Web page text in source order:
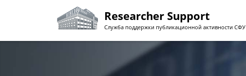
Researcher Support
Служба поддержки публикационной активности СФУ